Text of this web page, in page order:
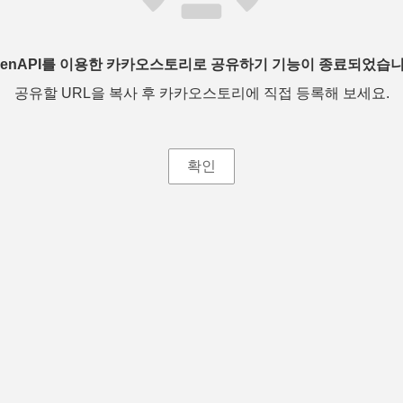
를 이용한 카카오스토리로 공유하기 기능이 종료되었습
공유할 URL을 복사 후 카카오스토리에 직접 등록해 보세요.
확인